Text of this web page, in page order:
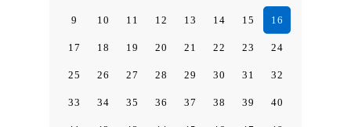
9 10 11 12 13 14 15 16
17 18 19 20 21 22 23 24
25 26 27 28 29 30 31 32
33 34 35 36 37 38 39 40